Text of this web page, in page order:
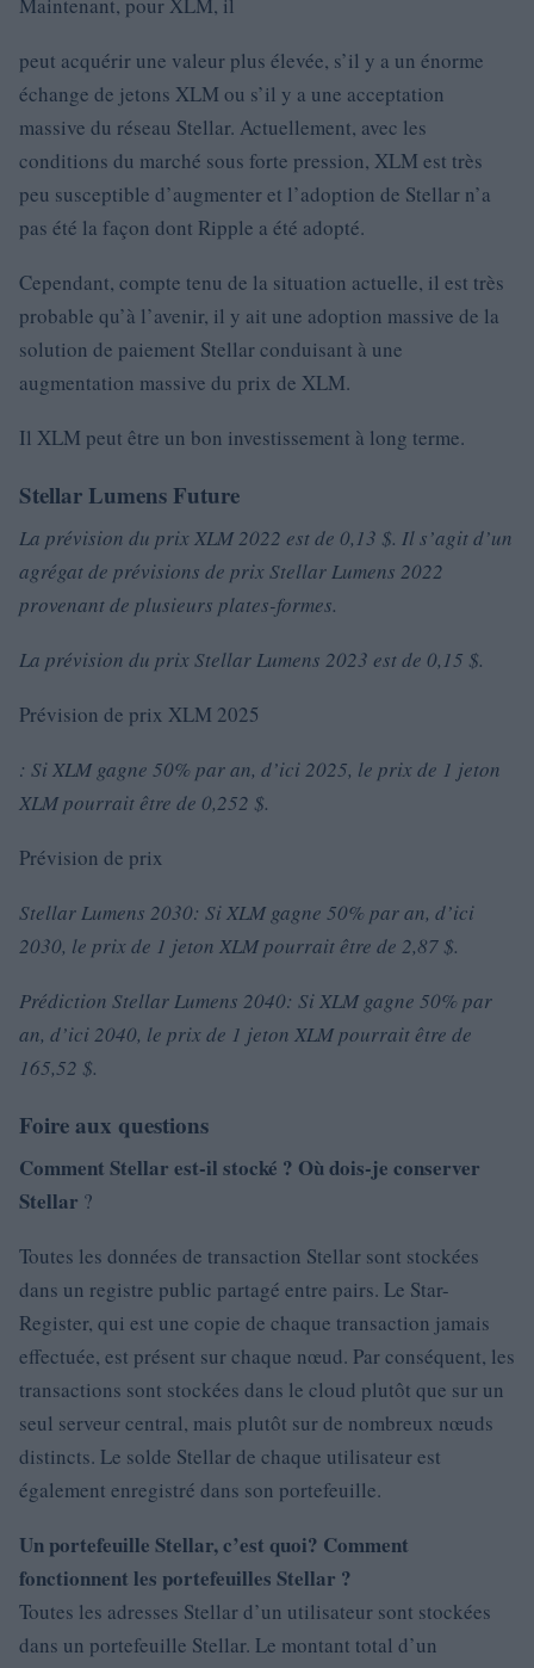
peut acquérir une valeur plus élevée, s’il y a un énorme
échange de jetons XLM ou s’il y a une acceptation
massive du réseau Stellar. Actuellement, avec les
conditions du marché sous forte pression, XLM est très
peu susceptible d’augmenter et l’adoption de Stellar n’a
pas été la façon dont Ripple a été adopté.
Cependant, compte tenu de la situation actuelle, il est très
probable qu’à l’avenir, il y ait une adoption massive de la
solution de paiement Stellar conduisant à une
augmentation massive du prix de XLM.
Il XLM peut être un bon investissement à long terme.
Stellar Lumens Future
La prévision du prix XLM 2022 est de 0,13 $. Il s’agit d’un
agrégat de prévisions de prix Stellar Lumens 2022
provenant de plusieurs plates-formes.
La prévision du prix Stellar Lumens 2023 est de 0,15 $.
Prévision de prix XLM 2025
: Si XLM gagne 50% par an, d’ici 2025, le prix de 1 jeton
XLM pourrait être de 0,252 $.
Prévision de prix
Stellar Lumens 2030: Si XLM gagne 50% par an, d’ici
2030, le prix de 1 jeton XLM pourrait être de 2,87 $.
Prédiction Stellar Lumens 2040: Si XLM gagne 50% par
an, d’ici 2040, le prix de 1 jeton XLM pourrait être de
165,52 $.
Foire aux questions
Comment Stellar est-il stocké ? Où dois-je conserver
Stellar ?
Toutes les données de transaction Stellar sont stockées
dans un registre public partagé entre pairs. Le Star-
Register, qui est une copie de chaque transaction jamais
effectuée, est présent sur chaque nœud. Par conséquent, les
transactions sont stockées dans le cloud plutôt que sur un
seul serveur central, mais plutôt sur de nombreux nœuds
distincts. Le solde Stellar de chaque utilisateur est
également enregistré dans son portefeuille.
Un portefeuille Stellar, c’est quoi? Comment
fonctionnent les portefeuilles Stellar ?
Toutes les adresses Stellar d’un utilisateur sont stockées
dans un portefeuille Stellar. Le montant total d’un